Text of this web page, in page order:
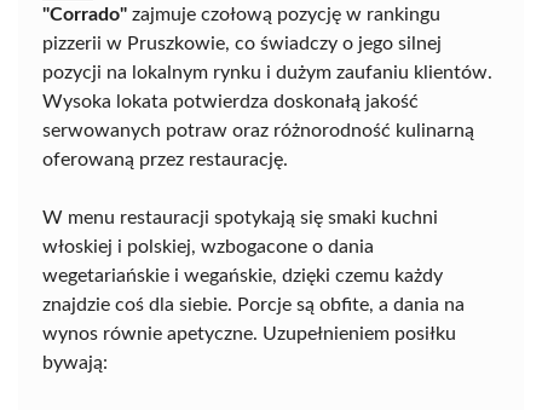
"Corrado" zajmuje czołową pozycję w rankingu
pizzerii w Pruszkowie, co świadczy o jego silnej
pozycji na lokalnym rynku i dużym zaufaniu klientów.
Wysoka lokata potwierdza doskonałą jakość
serwowanych potraw oraz różnorodność kulinarną
oferowaną przez restaurację.
W menu restauracji spotykają się smaki kuchni
włoskiej i polskiej, wzbogacone o dania
wegetariańskie i wegańskie, dzięki czemu każdy
znajdzie coś dla siebie. Porcje są obfite, a dania na
wynos równie apetyczne. Uzupełnieniem posiłku
bywają: